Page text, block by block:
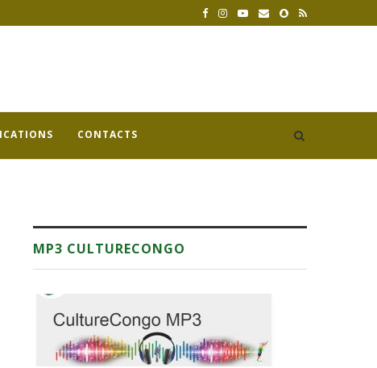
CONTACTS
MP3 CULTURECONGO